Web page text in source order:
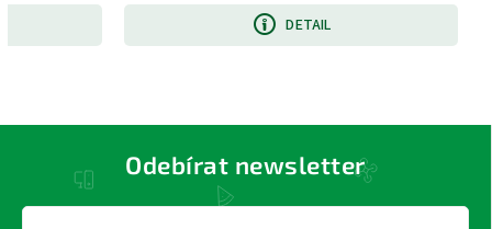
DETAIL
Odebírat newsletter